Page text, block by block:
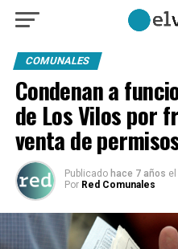
COMUNALES
Condenan a
de Los Vilos por
venta de
Publicado hace 7 años el
Por Red Comunales